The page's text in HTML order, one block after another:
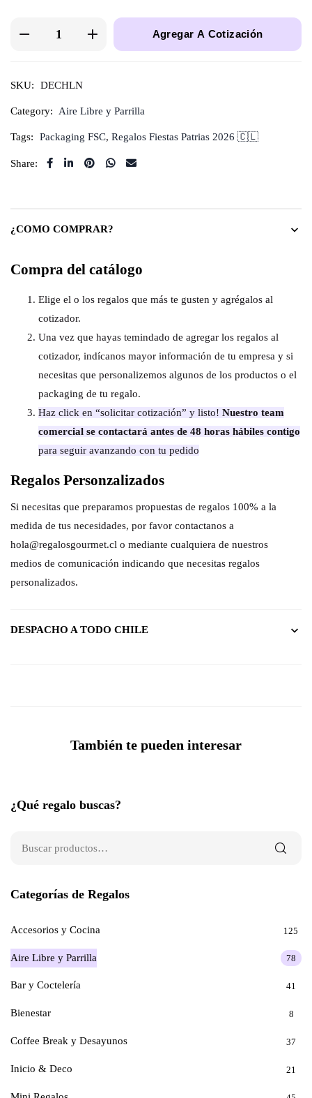
Agregar A Cotización
SKU: DECHLN
Category: Aire Libre y Parrilla
Tags: Packaging FSC, Regalos Fiestas Patrias 2026 🇨🇱
Share:
¿COMO COMPRAR?
Compra del catálogo
Elige el o los regalos que más te gusten y agrégalos al
cotizador.
Una vez que hayas temindado de agregar los regalos al
cotizador, indícanos mayor información de tu empresa y si
necesitas que personalizemos algunos de los productos o el
packaging de tu regalo.
Haz click en “solicitar cotización” y listo! Nuestro team
comercial se contactará antes de 48 horas hábiles contigo
para seguir avanzando con tu pedido
Regalos Personzalizados
Si necesitas que preparamos propuestas de regalos 100% a la
medida de tus necesidades, por favor contactanos a
hola@regalosgourmet.cl o mediante cualquiera de nuestros
medios de comunicación indicando que necesitas regalos
personalizados.
DESPACHO A TODO CHILE
También te pueden interesar
¿Qué regalo buscas?
Categorías de Regalos
Accesorios y Cocina 125
Aire Libre y Parrilla 78
Bar y Coctelería 41
Bienestar 8
Coffee Break y Desayunos 37
Inicio & Deco 21